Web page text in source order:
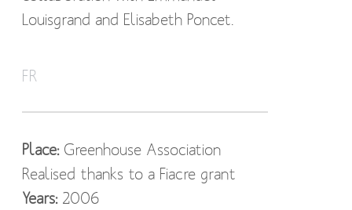
Louisgrand and Elisabeth Poncet.
Ce projet propose à travers une
friche. L’idée est d’investir cet espace
afin de le transformer en jardin.
Celui-ci a été dessiné à la manière
d’un champ qui s’inscrirait dans le
FR
Place: Greenhouse Association
Realised thanks to a Fiacre grant
Years: 2006